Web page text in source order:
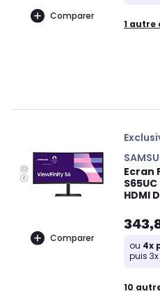
Comparer
1 autre
Comparer
Ecran
HDMI
ou 4x
puis
10